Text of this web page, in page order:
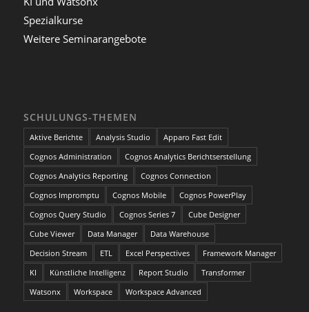
Spezialkurse
Weitere Seminarangebote
SCHULUNGS-THEMEN
Aktive Berichte Analysis Studio
Apparo Fast Edit
Cognos Administration
Cognos Analytics Berichtserstellung
Cognos Analytics Reporting
Cognos Connection
Cognos Impromptu
Cognos Mobile
Cognos PowerPlay
Cognos Query Studio
Cognos Series 7
Cube Designer
Cube Viewer
Data Manager
Data Warehouse
Decision Stream
ETL Excel Perspectives
Framework Manager
KI
Künstliche Intelligenz Report Studio
Transformer
Watsonx
Workspace Workspace Advanced